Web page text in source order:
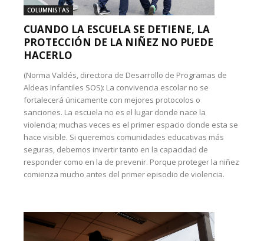
COLUMNISTAS
CUANDO LA ESCUELA SE DETIENE, LA
PROTECCIÓN DE LA NIÑEZ NO PUEDE
HACERLO
(Norma Valdés, directora de Desarrollo de Programas de
Aldeas Infantiles SOS): La convivencia escolar no se
fortalecerá únicamente con mejores protocolos o
sanciones. La escuela no es el lugar donde nace la
violencia; muchas veces es el primer espacio donde esta se
hace visible. Si queremos comunidades educativas más
seguras, debemos invertir tanto en la capacidad de
responder como en la de prevenir. Porque proteger la niñez
comienza mucho antes del primer episodio de violencia.